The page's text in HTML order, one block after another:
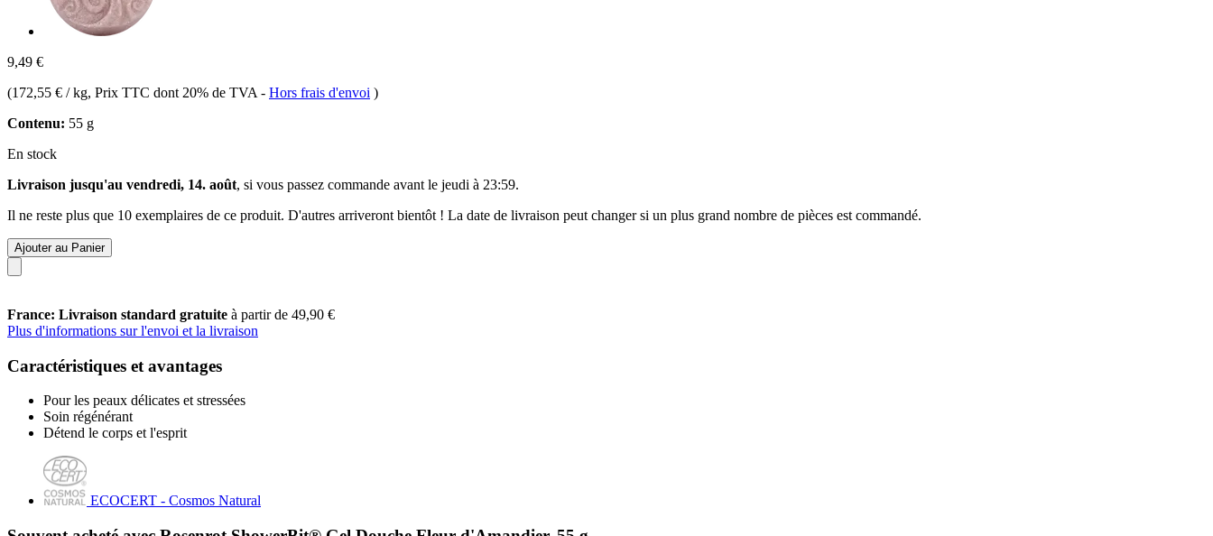
9,49 €
(172,55 € / kg, Prix TTC dont 20% de TVA - Hors frais d'envoi )
Contenu: 55 g
En stock
Livraison jusqu'au vendredi, 14. août, si vous passez commande avant le jeudi à 23:59.
Il ne reste plus que 10 exemplaires de ce produit. D'autres arriveront bientôt ! La date de livraison peut changer si un plus grand nombre de pièces est commandé.
Ajouter au Panier
France: Livraison standard gratuite à partir de 49,90 €
Plus d'informations sur l'envoi et la livraison
Caractéristiques et avantages
Pour les peaux délicates et stressées
Soin régénérant
Détend le corps et l'esprit
ECOCERT - Cosmos Natural